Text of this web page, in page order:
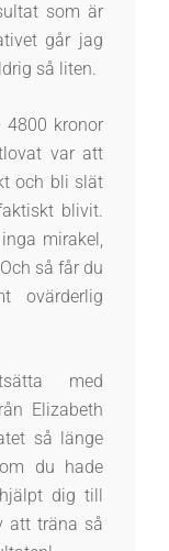
som är
går jag
så liten.
4800 kronor
var att
och bli slät
blivit.
mirakel,
så får du
ovärderlig
med
Elizabeth
så länge
du hade
dig till
att träna så